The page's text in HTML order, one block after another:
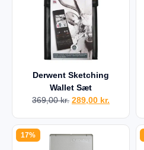
Derwent Sketching
Wallet Sæt
369,00kr. 289,00 kr.
17%